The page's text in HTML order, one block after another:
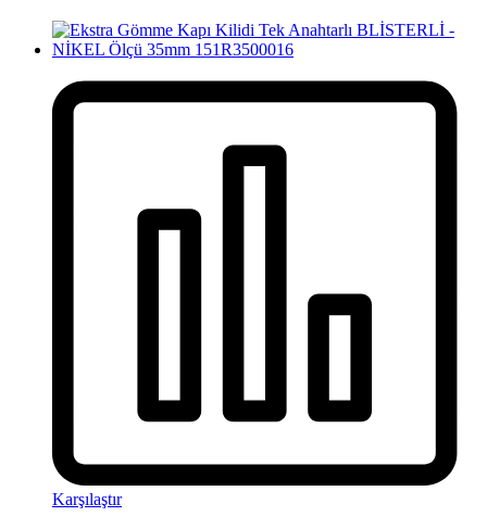
Karşılaştır